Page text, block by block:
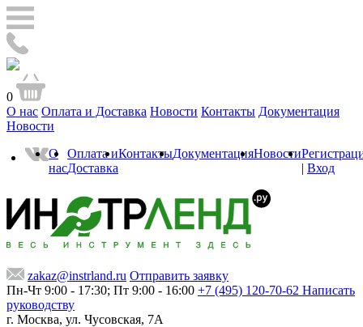
0
О нас Оплата и Доставка Новости Контакты Документация
Новости
О
нас
Оплата и
Доставка
КонтактыДокументацияНовости
| Вход
zakaz@instrland.ru Отправить заявку
Пн-Чт 9:00 - 17:30; Пт 9:00 - 16:00 +7 (495) 120-70-62 Написать
руководству
г. Москва, ул. Чусовская, 7А